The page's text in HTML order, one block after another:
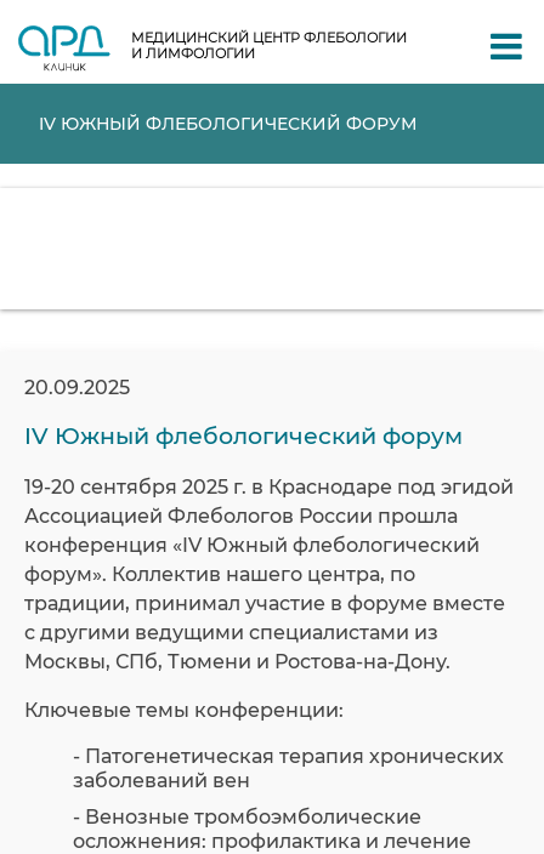
МЕДИЦИНСКИЙ ЦЕНТР ФЛЕБОЛОГИИ
И ЛИМФОЛОГИИ
IV ЮЖНЫЙ ФЛЕБОЛОГИЧЕСКИЙ ФОРУМ
20.09.2025
IV Южный флебологический форум
19-20 сентября 2025 г. в Краснодаре под эгидой
Ассоциацией Флебологов России прошла
конференция «IV Южный флебологический
форум». Коллектив нашего центра, по
традиции, принимал участие в форуме вместе
с другими ведущими специалистами из
Москвы, СПб, Тюмени и Ростова-на-Дону.
Ключевые темы конференции:
- Патогенетическая терапия хронических
заболеваний вен
- Венозные тромбоэмболические
осложнения: профилактика и лечение